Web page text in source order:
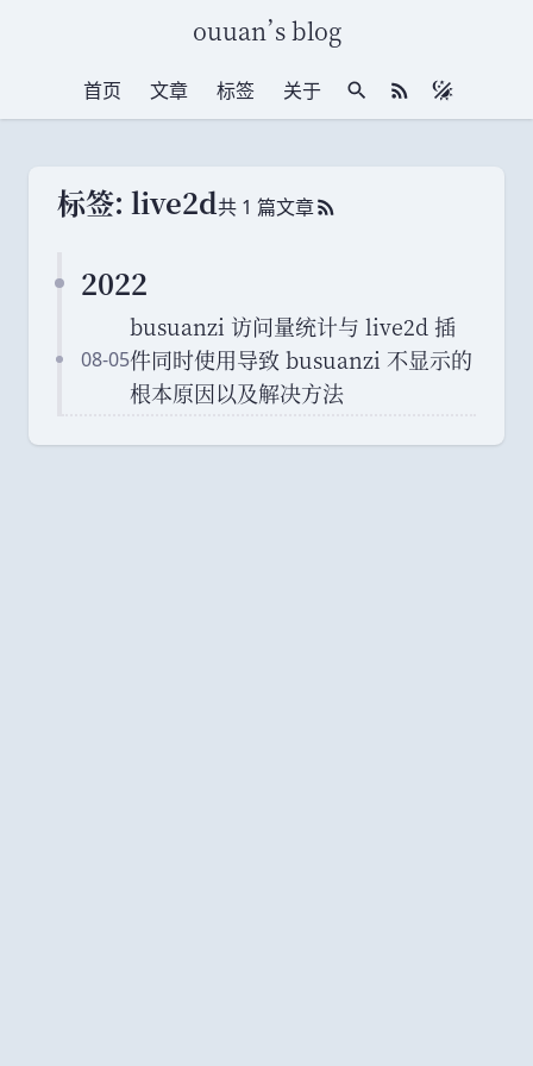
ouuan’s blog
首页 文章 标签 关于 站内搜索RSS 订阅
标签: live2d共 1 篇文章RSS 订阅
2022
08-05
busuanzi 访问量统计与 live2d 插
件同时使用导致 busuanzi 不显示的
根本原因以及解决方法